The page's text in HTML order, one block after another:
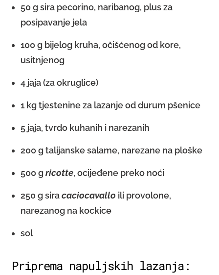
50 g sira pecorino, naribanog, plus za
posipavanje jela
100 g bijelog kruha, očišćenog od kore,
usitnjenog
4 jaja (za okruglice)
1 kg tjestenine za lazanje od durum pšenice
5 jaja, tvrdo kuhanih i narezanih
200 g talijanske salame, narezane na ploške
500 gricotte, ocijeđene preko noći
250 g siracaciocavallo ili provolone,
narezanog na kockice
sol
Priprema napuljskih lazanja: